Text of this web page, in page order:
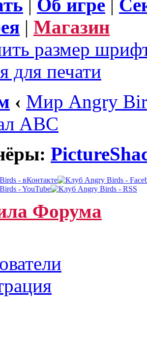
| Об игре |
| Магазин
размер
для печати
‹ Мир Angry
ABC
Форума